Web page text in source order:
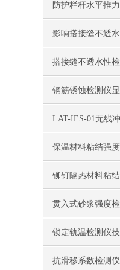
防护栏杆水平推
影响搭接缝不透
果的因素有哪些？
搭接缝不透水性
场中的应用
钢筋锈蚀检测仪
LAT-IES-01无线
操作方法
保温材料粘结强
保养
铆钉隔热材料粘
贯入式砂浆强度
锁定轨温检测仪
抗滑移系数检测